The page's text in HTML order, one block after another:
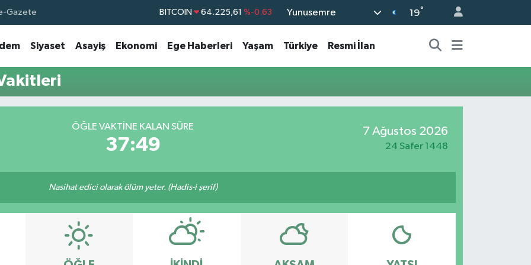
Gazete BITCOIN 64.225,61 %-0.63
GRAM ALTIN 6510.40 %0.45
Yunusemre 19°
Siyaset Asayiş Ekonomi Ege Haberleri Yaşam Türkiye Resmi İlan
ÖĞLE VAKTINE KALAN SÜRE
37:49
7 Ağustos 2026
24 Safer 1448
Nasihat edici olarak ölüm yeter. (Hadis-i şerif)